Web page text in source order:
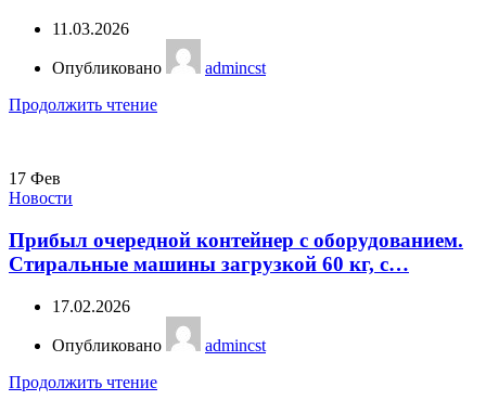
11.03.2026
Опубликовано
admincst
Продолжить чтение
17 Фев
Новости
Прибыл очередной контейнер с оборудованием.
Стиральные машины загрузкой 60 кг, с…
17.02.2026
Опубликовано
admincst
Продолжить чтение